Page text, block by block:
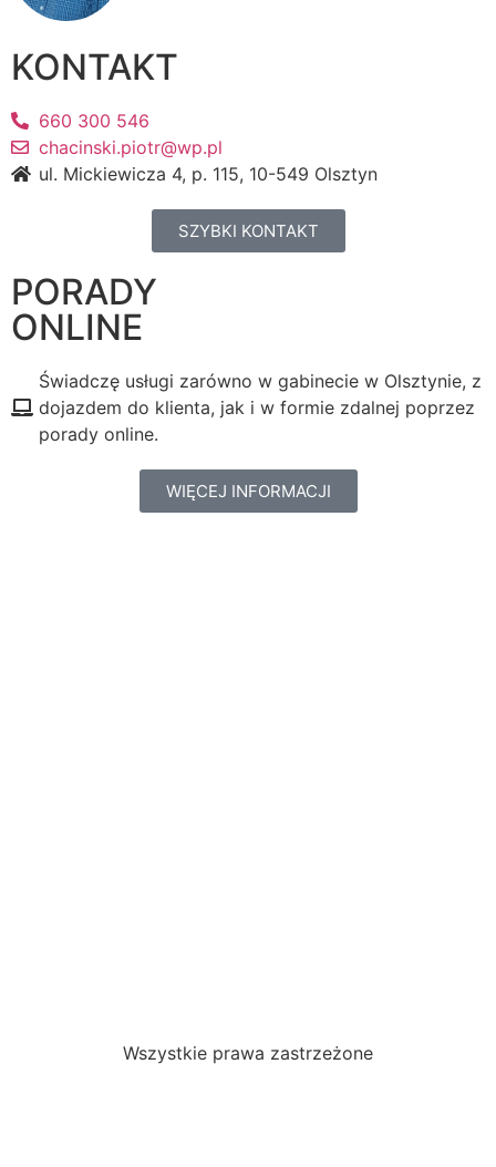
KONTAKT
660 300 546
chacinski.piotr@wp.pl
ul. Mickiewicza 4, p. 115, 10-549 Olsztyn
SZYBKI KONTAKT
PORADY
ONLINE
Świadczę usługi zarówno w gabinecie w Olsztynie, z
dojazdem do klienta, jak i w formie zdalnej poprzez
porady online.
WIĘCEJ INFORMACJI
Wszystkie prawa zastrzeżone